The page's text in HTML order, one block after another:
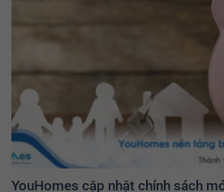
YouHomes cập nhật chính sách